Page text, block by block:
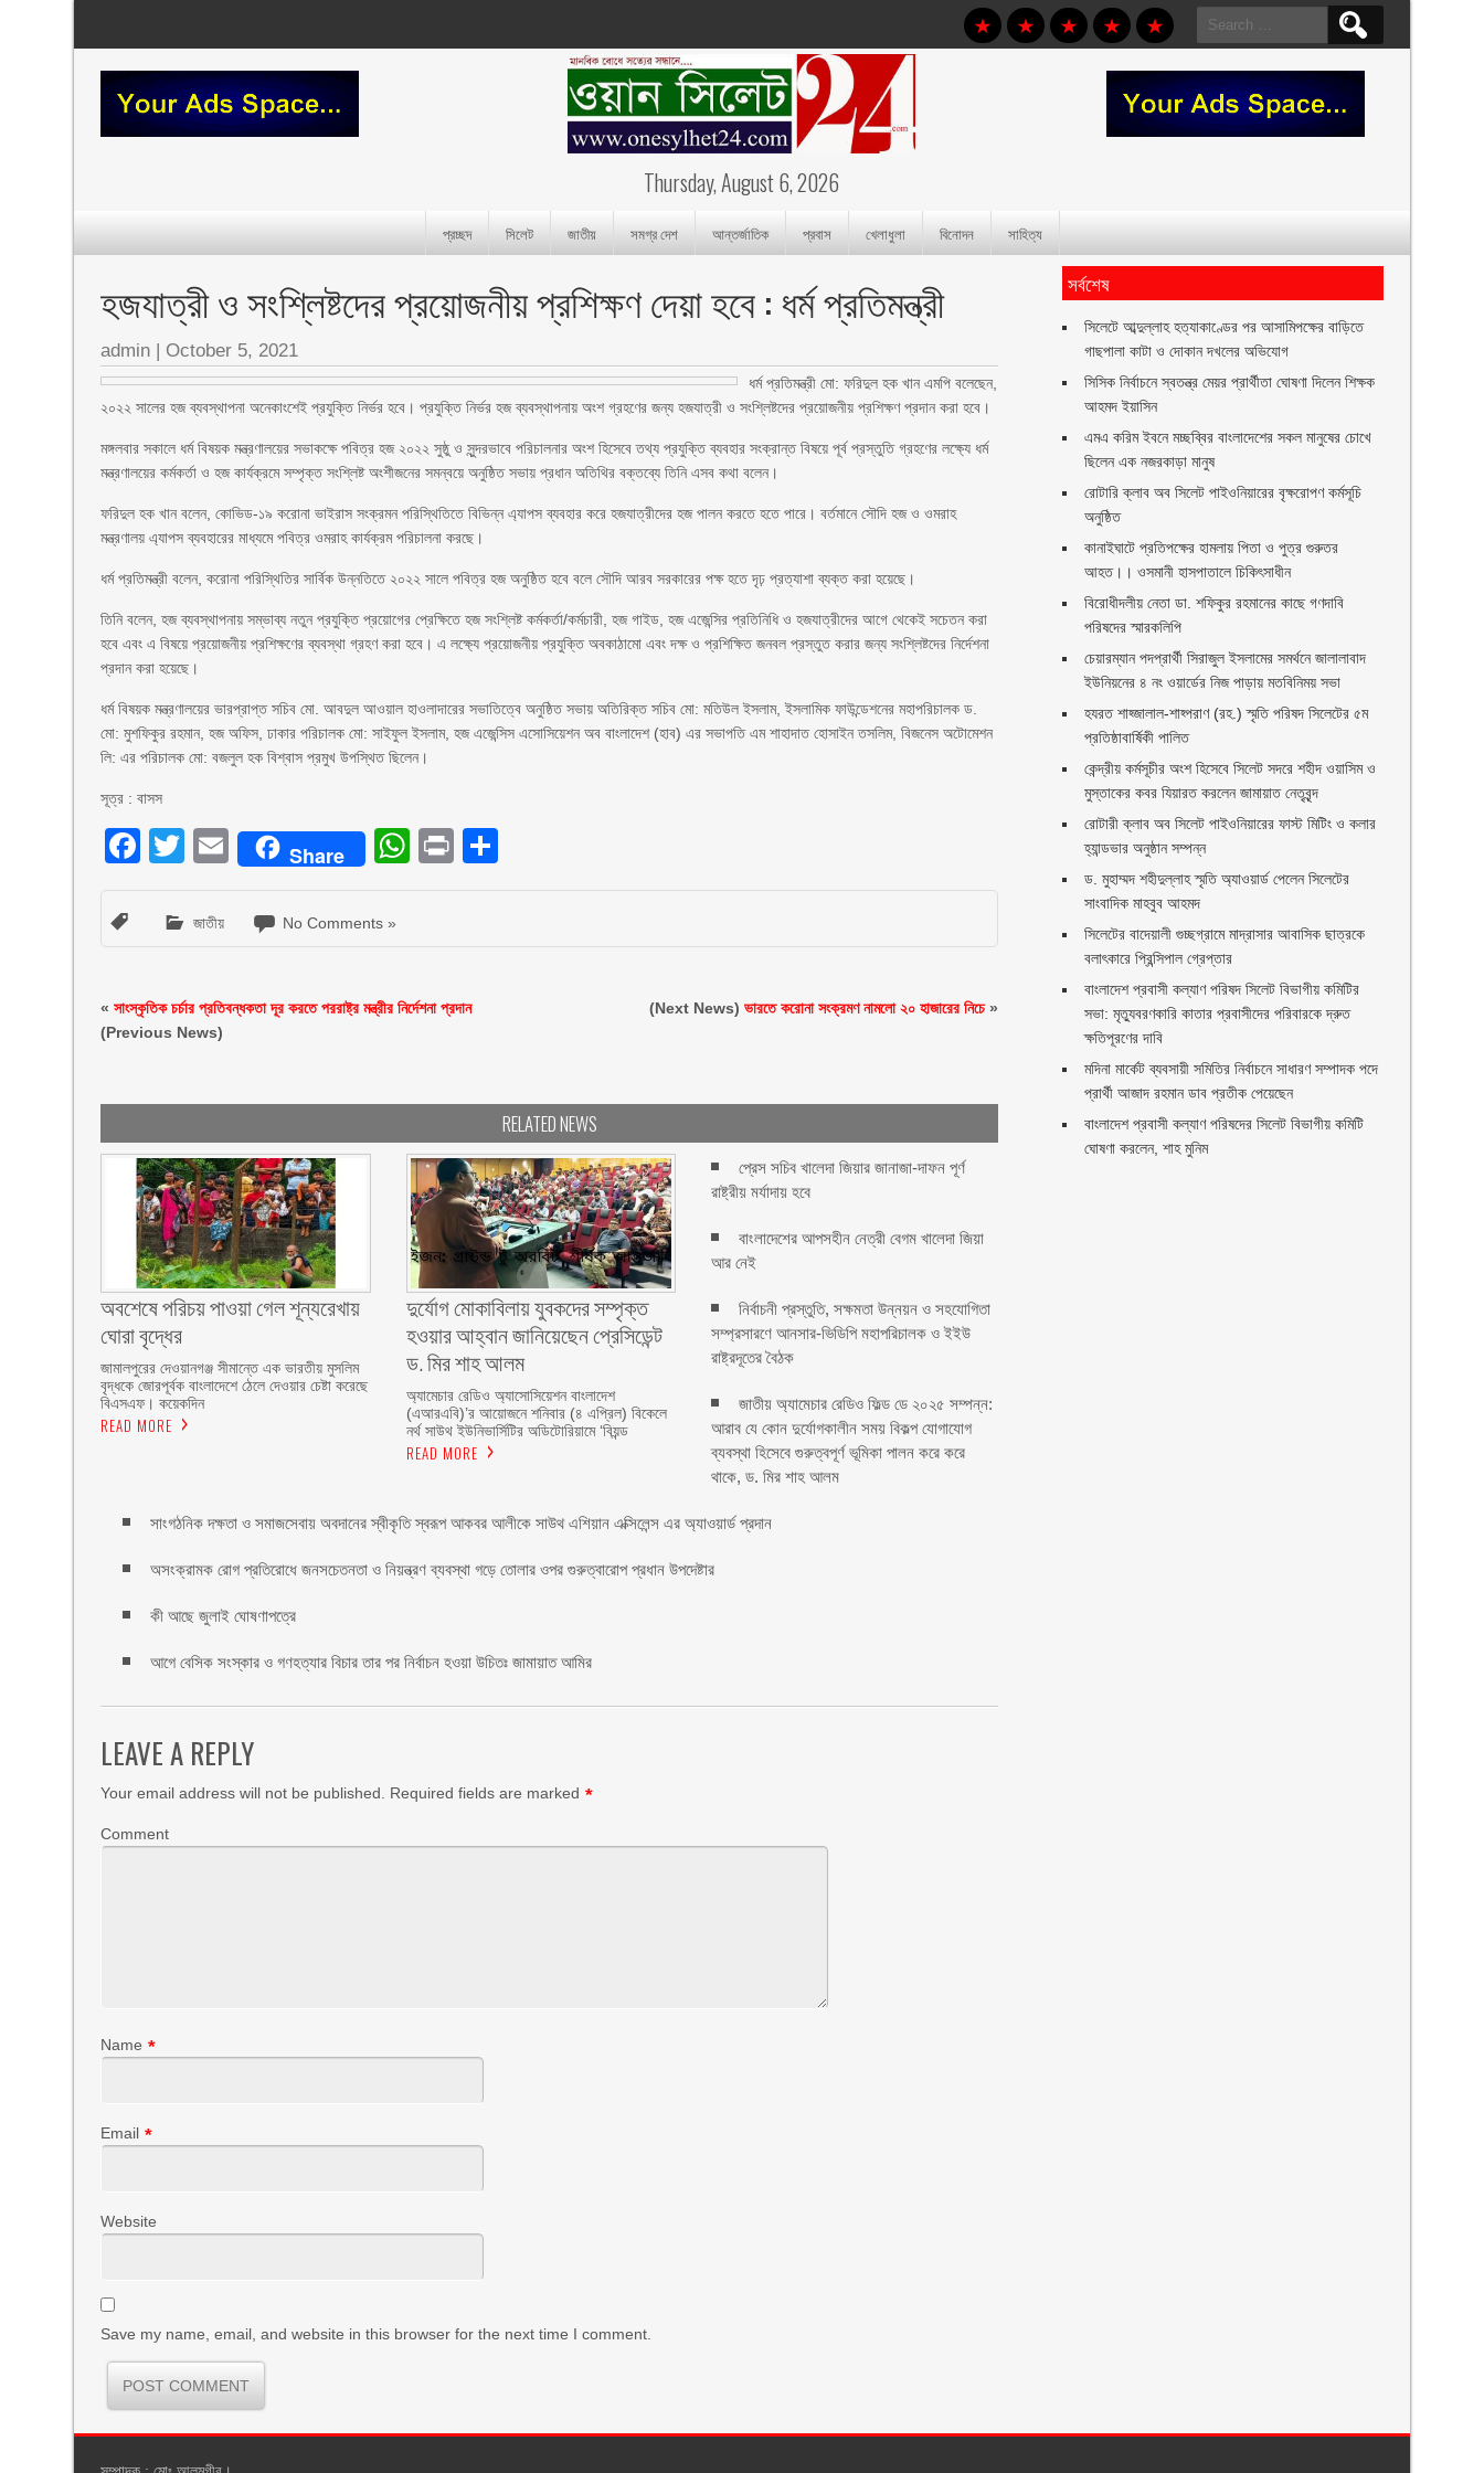
Search
for:
Thursday, August 6, 2026
প্রচ্ছদ সিলেট জাতীয় সমগ্র দেশ আন্তর্জাতিক প্রবাস খেলাধুলা বিনোদন সাহিত্য
হজযাত্রী ও সংশ্লিষ্টদের প্রয়োজনীয় প্রশিক্ষণ দেয়া হবে : ধর্ম প্রতিমন্ত্রী
admin | October 5, 2021
ধর্ম প্রতিমন্ত্রী মো: ফরিদুল হক খান এমপি বলেছেন,
২০২২ সালের হজ ব্যবস্থাপনা অনেকাংশেই প্রযুক্তি নির্ভর হবে। প্রযুক্তি নির্ভর হজ ব্যবস্থাপনায় অংশ গ্রহণের জন্য হজযাত্রী ও সংশ্লিষ্টদের প্রয়োজনীয় প্রশিক্ষণ প্রদান করা হবে।
মঙ্গলবার সকালে ধর্ম বিষয়ক মন্ত্রণালয়ের সভাকক্ষে পবিত্র হজ ২০২২ সুষ্ঠু ও সুন্দরভাবে পরিচালনার অংশ হিসেবে তথ্য প্রযুক্তি ব্যবহার সংক্রান্ত বিষয়ে পূর্ব প্রস্তুতি গ্রহণের লক্ষ্যে ধর্ম
মন্ত্রণালয়ের কর্মকর্তা ও হজ কার্যক্রমে সম্পৃক্ত সংশ্লিষ্ট অংশীজনের সমন্বয়ে অনুষ্ঠিত সভায় প্রধান অতিথির বক্তব্যে তিনি এসব কথা বলেন।
ফরিদুল হক খান বলেন, কোভিড-১৯ করোনা ভাইরাস সংক্রমন পরিস্থিতিতে বিভিন্ন এ্যাপস ব্যবহার করে হজযাত্রীদের হজ পালন করতে হতে পারে। বর্তমানে সৌদি হজ ও ওমরাহ
মন্ত্রণালয় এ্যাপস ব্যবহারের মাধ্যমে পবিত্র ওমরাহ কার্যক্রম পরিচালনা করছে।
ধর্ম প্রতিমন্ত্রী বলেন, করোনা পরিস্থিতির সার্বিক উন্নতিতে ২০২২ সালে পবিত্র হজ অনুষ্ঠিত হবে বলে সৌদি আরব সরকারের পক্ষ হতে দৃঢ় প্রত্যাশা ব্যক্ত করা হয়েছে।
তিনি বলেন, হজ ব্যবস্থাপনায় সম্ভাব্য নতুন প্রযুক্তি প্রয়োগের প্রেক্ষিতে হজ সংশ্লিষ্ট কর্মকর্তা/কর্মচারী, হজ গাইড, হজ এজেন্সির প্রতিনিধি ও হজযাত্রীদের আগে থেকেই সচেতন করা
হবে এবং এ বিষয়ে প্রয়োজনীয় প্রশিক্ষণের ব্যবস্থা গ্রহণ করা হবে। এ লক্ষ্যে প্রয়োজনীয় প্রযুক্তি অবকাঠামো এবং দক্ষ ও প্রশিক্ষিত জনবল প্রস্তুত করার জন্য সংশ্লিষ্টদের নির্দেশনা
প্রদান করা হয়েছে।
ধর্ম বিষয়ক মন্ত্রণালয়ের ভারপ্রাপ্ত সচিব মো. আবদুল আওয়াল হাওলাদারের সভাতিত্বে অনুষ্ঠিত সভায় অতিরিক্ত সচিব মো: মতিউল ইসলাম, ইসলামিক ফাউন্ডেশনের মহাপরিচালক ড.
মো: মুশফিকুর রহমান, হজ অফিস, ঢাকার পরিচালক মো: সাইফুল ইসলাম, হজ এজেন্সিস এসোসিয়েশন অব বাংলাদেশ (হাব) এর সভাপতি এম শাহাদাত হোসাইন তসলিম, বিজনেস অটোমেশন
লি: এর পরিচালক মো: বজলুল হক বিশ্বাস প্রমুখ উপস্থিত ছিলেন।
সূত্র : বাসস
Facebook
Twitter
EmailShare WhatsApp
Print
জাতীয় No Comments »
«সাংস্কৃতিক চর্চার প্রতিবন্ধকতা দূর করতে পররাষ্ট্র মন্ত্রীর নির্দেশনা প্রদান
(Previous News)
(Next News)ভারতে করোনা সংক্রমণ নামলো ২০ হাজারের নিচে»
RELATED NEWS
অবশেষে পরিচয় পাওয়া গেল শূন্যরেখায়
ঘোরা বৃদ্ধের
জামালপুরের দেওয়ানগঞ্জ সীমান্তে এক ভারতীয় মুসলিম
বৃদ্ধকে জোরপূর্বক বাংলাদেশে ঠেলে দেওয়ার চেষ্টা করেছে
বিএসএফ। কয়েকদিন
READ MORE
দুর্যোগ মোকাবিলায় যুবকদের সম্পৃক্ত
হওয়ার আহ্বান জানিয়েছেন প্রেসিডেন্ট
ড. মির শাহ আলম ‎ ‎
অ্যামেচার রেডিও অ্যাসোসিয়েশন বাংলাদেশ
(এআরএবি)’র আয়োজনে শনিবার (৪ এপ্রিল) বিকেলে
নর্থ সাউথ ইউনিভার্সিটির অডিটোরিয়ামে ‘বিয়ন্ড
READ MORE
প্রেস সচিব খালেদা জিয়ার জানাজা-দাফন পূর্ণ
রাষ্ট্রীয় মর্যাদায় হবে
বাংলাদেশের আপসহীন নেত্রী বেগম খালেদা জিয়া
আর নেই
নির্বাচনী প্রস্তুতি, সক্ষমতা উন্নয়ন ও সহযোগিতা
সম্প্রসারণে আনসার-ভিডিপি মহাপরিচালক ও ইইউ
রাষ্ট্রদূতের বৈঠক
জাতীয় অ্যামেচার রেডিও ফিল্ড ডে ২০২৫ সম্পন্ন:
আরাব যে কোন দুর্যোগকালীন সময় বিকল্প যোগাযোগ
ব্যবস্থা হিসেবে গুরুত্বপূর্ণ ভূমিকা পালন করে করে
থাকে, ড. মির শাহ আলম
সাংগঠনিক দক্ষতা ও সমাজসেবায় অবদানের স্বীকৃতি স্বরূপ আকবর আলীকে সাউথ এশিয়ান এক্সিলেন্স এর অ্যাওয়ার্ড প্রদান
অসংক্রামক রোগ প্রতিরোধে জনসচেতনতা ও নিয়ন্ত্রণ ব্যবস্থা গড়ে তোলার ওপর গুরুত্বারোপ প্রধান উপদেষ্টার
কী আছে জুলাই ঘোষণাপত্রে
আগে বেসিক সংস্কার ও গণহত্যার বিচার তার পর নির্বাচন হওয়া উচিতঃ জামায়াত আমির
LEAVE A REPLY
Your email address will not be published. Required fields are marked *
Comment
Name *
Email *
Website
Save my name, email, and website in this browser for the next time I comment.
সর্বশেষ
সিলেটে আব্দুল্লাহ হত্যাকাণ্ডের পর আসামিপক্ষের বাড়িতে
গাছপালা কাটা ও দোকান দখলের অভিযোগ
সিসিক নির্বাচনে স্বতন্ত্র মেয়র প্রার্থীতা ঘোষণা দিলেন শিক্ষক
আহমদ ইয়াসিন
এমএ করিম ইবনে মচ্ছব্বির বাংলাদেশের সকল মানুষের চোখে
ছিলেন এক নজরকাড়া মানুষ ‎
রোটারি ক্লাব অব সিলেট পাইওনিয়ারের বৃক্ষরোপণ কর্মসূচি
অনুষ্ঠিত
কানাইঘাটে প্রতিপক্ষের হামলায় পিতা ও পুত্র গুরুতর
আহত।। ওসমানী হাসপাতালে চিকিৎসাধীন
বিরোধীদলীয় নেতা ডা. শফিকুর রহমানের কাছে গণদাবি
পরিষদের স্মারকলিপি ‎
চেয়ারম্যান পদপ্রার্থী সিরাজুল ইসলামের সমর্থনে জালালাবাদ
ইউনিয়নের ৪ নং ওয়ার্ডের নিজ পাড়ায় মতবিনিময় সভা
হযরত শাহ্জালাল-শাহ্পরাণ (রহ.) স্মৃতি পরিষদ সিলেটের ৫ম
প্রতিষ্ঠাবার্ষিকী পালিত ‎​
কেন্দ্রীয় কর্মসূচীর অংশ হিসেবে সিলেট সদরে শহীদ ওয়াসিম ও
মুস্তাকের কবর যিয়ারত করলেন জামায়াত নেতৃবৃন্দ ‎
রোটারী ক্লাব অব সিলেট পাইওনিয়ারের ফাস্ট মিটিং ও কলার
হ্যান্ডভার অনুষ্ঠান সম্পন্ন
ড. মুহাম্মদ শহীদুল্লাহ স্মৃতি অ্যাওয়ার্ড পেলেন সিলেটের
সাংবাদিক মাহবুব আহমদ
সিলেটের বাদেয়ালী গুচ্ছগ্রামে মাদ্রাসার আবাসিক ছাত্রকে
বলাৎকারে প্রিন্সিপাল গ্রেপ্তার ‎
বাংলাদেশ প্রবাসী কল্যাণ পরিষদ সিলেট বিভাগীয় কমিটির
সভা: মৃত্যুবরণকারি কাতার প্রবাসীদের পরিবারকে দ্রুত
ক্ষতিপূরণের দাবি
মদিনা মার্কেট ব্যবসায়ী সমিতির নির্বাচনে সাধারণ সম্পাদক পদে
প্রার্থী আজাদ রহমান ডাব প্রতীক পেয়েছেন ‎
‎বাংলাদেশ প্রবাসী কল্যাণ পরিষদের সিলেট বিভাগীয় কমিটি
ঘোষণা করলেন, শাহ মুনিম